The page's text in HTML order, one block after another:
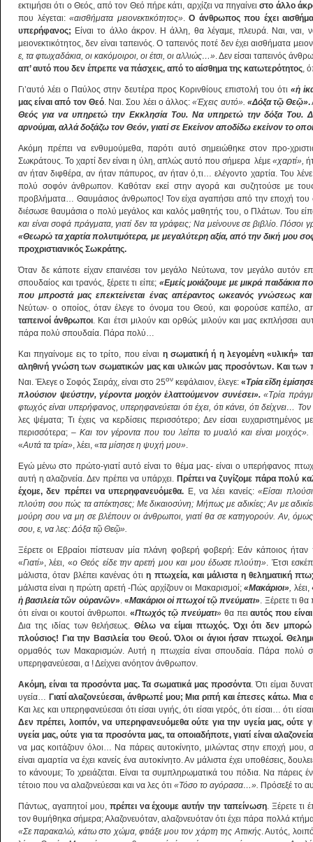
εκτιμήσει ότι ο Θεός, από τον Θεό πήρε κάτι, αρχίζει να πηγαίνειστο άλλο
που λέγεται:«αισθήματα μειονεκτικότητος».Ο άνθρωπος που έχει
υπερήφανος; Είναι το άλλο άκρον. Η άλλη, θα λέγαμε, πλευρά. Ναι, ναι,
μειονεκτικότητος, δεν είναι ταπεινός. Ο ταπεινός ποτέ δεν έχει αισθήματα
ε, τα φτωχαδάκια, οι κακόμοιροι, οι έτσι, οι αλλιώς…». Δεν είσαι ταπεινός
απ’ αυτό που δεν έπρεπε να πάσχεις, από το αίσθημα της κατωτερότητος,
Γι’αυτό λέει ο Παύλος στην δευτέρα προς Κορινθίους επιστολή του ότι«ἡ ἱ
μας είναι από τον Θεό. Ναι. Σου λέει ο άλλος:«Έχεις αυτό». «Δόξα τῷ Θεῷ».
Θεός για να υπηρετώ την Εκκλησία Του. Να υπηρετώ την δόξα Του.
αρνούμαι, αλλά δοξάζω τον Θεόν, γιατί σε Εκείνον αποδίδω εκείνον το
Ακόμη πρέπει να ενθυμούμεθα, παρότι αυτό σημειώθηκε στον προ-
Σωκράτους. Το χαρτί δεν είναι η ύλη, απλώς αυτό που σήμερα λέμε«χαρτί»,
αν ήταν διφθέρα, αν ήταν πάπυρος, αν ήταν ό,τι… ελέγοντο χαρτία. Του
πολύ σοφόν άνθρωπον. Καθόταν εκεί στην αγορά και συζητούσε με
προβλήματα… Θαυμάσιος άνθρωπος! Τον είχα αγαπήσει από την εποχή του
διέσωσε θαυμάσια ο πολύ μεγάλος και καλός μαθητής του, ο Πλάτων. Του
και είναι σοφά πράγματα, γιατί δεν τα γράφεις; Να μείνουνε σε βιβλίο. Πόσοι
«Θεωρώ τα χαρτία πολυτιμότερα, με μεγαλύτερη αξία, από την δική μου
προχριστιανικός Σωκράτης.
Όταν δε κάποτε είχαν επαινέσει τον μεγάλο Νεύτωνα, τον μεγάλο αυτόν
σπουδαίος και τρανός, ξέρετε τι είπε; «Εμείς μοιάζουμε με μικρά παιδάκια
που μπροστά μας επεκτείνεται ένας απέραντος ωκεανός γνώσεως και
Νεύτων· ο οποίος, όταν έλεγε το όνομα του Θεού, και φορούσε καπέλο,
ταπεινοί άνθρωποι. Και έτσι μιλούν και ορθώς μιλούν και μας εκπλήσσει
πάρα πολύ σπουδαία. Πάρα πολύ…
Και πηγαίνομε εις το τρίτο, που είναι η σωματική ή η λεγομένη «υλική»
αληθινή γνώση των σωματικών μας και υλικών μας προσόντων. Και των
Ναι. Έλεγε ο Σοφός Σειράχ, είναι στο 25ον κεφάλαιον, έλεγε: «Τρία εἴδη ἐ
πλούσιον ψεύστην, γέροντα μοιχὸνἐλαττούμενον συνέσει». «Τρία
φτωχός είναι υπερήφανος, υπερηφανεύεται ότι έχει, ότι κάνει, ότι δείχνει…
λες ψέματα; Τι έχεις να κερδίσεις περισσότερο; Δεν είσαι ευχαριστημένος
περισσότερα; – Και τον γέροντα που του λείπει το μυαλό και είναι μοιχός».
«Αυτά τα τρία», λέει, «τα μίσησε η ψυχή μου».
Εγώ μένω στο πρώτο-γιατί αυτό είναι το θέμα μας- είναι ο υπερήφανος
αυτή η αλαζονεία. Δεν πρέπει να υπάρχει. Πρέπει να ζυγίζομε πάρα πολύ
έχομε, δεν πρέπει να υπερηφανευόμεθα. Ε, να λέει κανείς:«Είσαι
πλούτη σου πώς τα απέκτησες; Με δικαιοσύνη; Μήπως με αδικίες; Αν με
μούρη σου να μη σε βλέπουν οι άνθρωποι, γιατί θα σε κατηγορούν. Αν, όμως,
σου, ε, να λες: Δόξα τῷ Θεῷ».
Ξέρετε οι Εβραίοι πίστευαν μία πλάνη φοβερή φοβερή: Εάν κάποιος ήταν
«Γιατί», λέει, «ο Θεός είδε την αρετή μου και μου έδωσε πλούτη». Έτσι
μάλιστα, όταν βλέπει κανένας ότιη πτωχεία, και μάλιστα η θεληματική
μάλιστα είναι η πρώτη αρετή -Πώς αρχίζουν οι Μακαρισμοί;«Μακάριοι», λέει,
ἡ βασιλεία τῶν οὐρανῶν». «Μακάριοι οἱπτωχοί τῷ πνεύματι». Ξέρετε τι
ότι είναι οι κουτοί άνθρωποι. «Πτωχός τῷ πνεύματι» θα πειαυτός που
Δια της ιδίας των θελήσεως.Θέλω να είμαι πτωχός. Όχι ότι δεν μπορώ
πλούσιος! Για την Βασιλεία του Θεού. Όλοι οι άγιοι ήσαν πτωχοί.
ορμαθός των Μακαρισμών. Αυτή η πτωχεία είναι σπουδαία. Πάρα πολύ
υπερηφανεύεσαι, α ! Δείχνει ανόητον άνθρωπον.
Ακόμη, είναι τα προσόντα μας. Τα σωματικά μας προσόντα. Ότι είμαι
υγεία… Γιατί αλαζονεύεσαι, άνθρωπέ μου; Μια ριπή και έπεσες κάτω. Μια
Και λες και υπερηφανεύεσαι ότι είσαι υγιής, ότι είσαι γερός, ότι είσαι… ότι
Δεν πρέπει, λοιπόν, να υπερηφανευόμεθα ούτε για την υγεία μας, ούτε
υγεία μας, ούτε για τα προσόντα μας, τα οποιαδήποτε, γιατί είναι αλαζονεία
να μας κοιτάζουν όλοι… Να πάρεις αυτοκίνητο, μιλώντας στην εποχή
είναι αμαρτία να έχει κανείς ένα αυτοκίνητο. Αν μάλιστα έχει υποθέσεις,
το κάνουμε; Το χρειάζεται. Είναι τα συμπληρωματικά του πόδια. Να πάρεις
τέτοιο που να αλαζονεύεσαι και να λες ότι «Τόσο το αγόρασα…». Πρόσεξέ το
Πάντως, αγαπητοί μου, πρέπει να έχουμε αυτήν την ταπείνωση. Ξέρετε τι
τον θυμήθηκα σήμερα; Αλαζονευόταν, αλαζονευόταν ότι έχει πάρα πολλά
«Σε παρακαλώ, κάτω στο χώμα, φτιάξε μου τον χάρτη της Αττικής. Αυτός,